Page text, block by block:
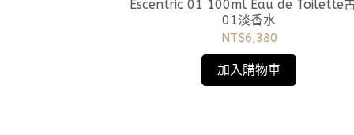
Escentric 01 100ml Eau de Toilette
01淡香水
NT$6,380
加入購物車